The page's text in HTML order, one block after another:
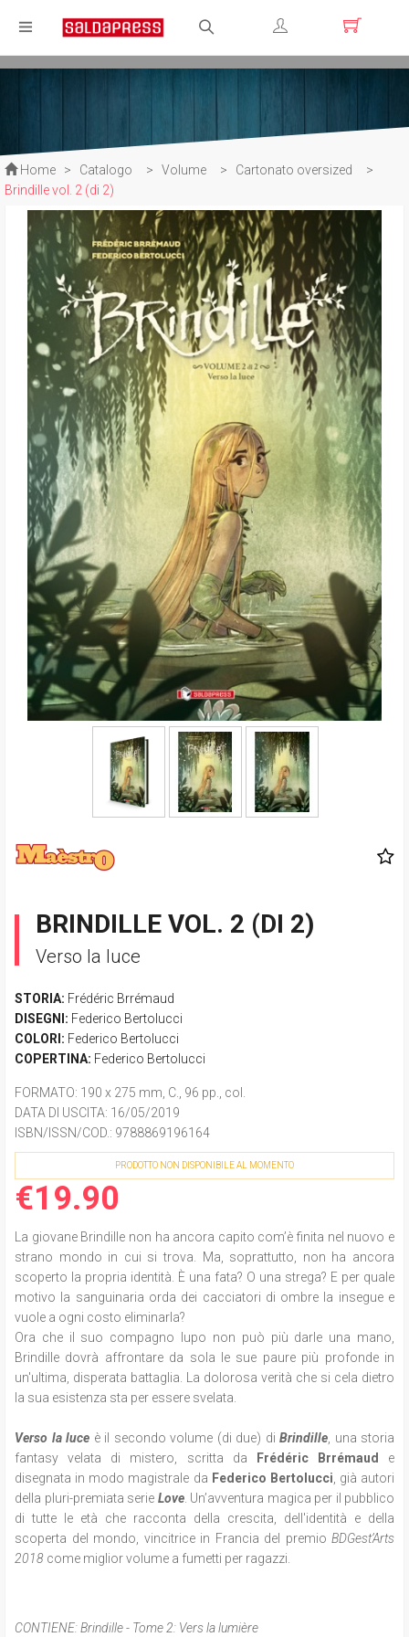
Registrati
Home > Catalogo > Volume > Cartonato oversized
>
Brindille vol. 2 (di 2)
BRINDILLE VOL. 2 (DI 2)
Verso la luce
STORIA: Frédéric Brrémaud
DISEGNI: Federico Bertolucci
COLORI: Federico Bertolucci
COPERTINA: Federico Bertolucci
FORMATO: 190 x 275 mm, C., 96 pp., col.
DATA DI USCITA: 16/05/2019
ISBN/ISSN/COD.: 9788869196164
PRODOTTO NON DISPONIBILE AL MOMENTO
€19.90
La giovane Brindille non ha ancora capito com’è finita nel nuovo e
strano mondo in cui si trova. Ma, soprattutto, non ha ancora
scoperto la propria identità. È una fata? O una strega? E per quale
motivo la sanguinaria orda dei cacciatori di ombre la insegue e
vuole a ogni costo eliminarla?
Ora che il suo compagno lupo non può più darle una mano,
Brindille dovrà affrontare da sola le sue paure più profonde in
un'ultima, disperata battaglia. La dolorosa verità che si cela dietro
la sua esistenza sta per essere svelata.
Verso la luce è il secondo volume (di due) di Brindille , una storia
fantasy velata di mistero, scritta da
Frédéric Brrémaud
e
disegnata in modo magistrale da Federico Bertolucci , già autori
della pluri-premiata serie Love. Un’avventura magica per il pubblico
di tutte le età che racconta della crescita, dell'identità e della
scoperta del mondo, vincitrice in Francia del premio BDGest’Arts
2018 come miglior volume a fumetti per ragazzi.
CONTIENE:Brindille - Tome 2: Vers la lumière